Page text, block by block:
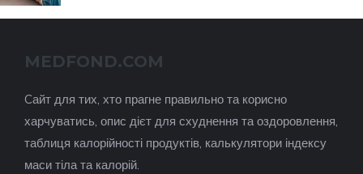
MEDFOND.COM
Cайт для тих, хто прагне правильно та корисно
харчуватись, опис дієт для схуднення та оздоровлення,
таблиця калорійності продуктів, калькулятори індексу
маси тіла та калорій.